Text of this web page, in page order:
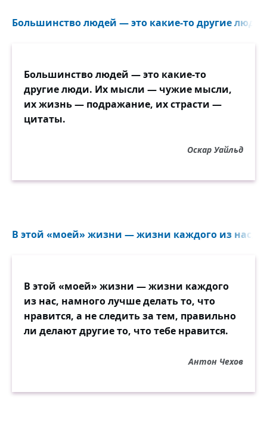
Большинство людей — это какие-то другие
Большинство людей — это какие-то
другие люди. Их мысли — чужие мысли,
их жизнь — подражание, их страсти —
цитаты.
Оскар Уайльд
В этой «моей» жизни — жизни каждого из нас,
В этой «моей» жизни — жизни каждого
из нас, намного лучше делать то, что
нравится, а не следить за тем, правильно
ли делают другие то, что тебе нравится.
Антон Чехов